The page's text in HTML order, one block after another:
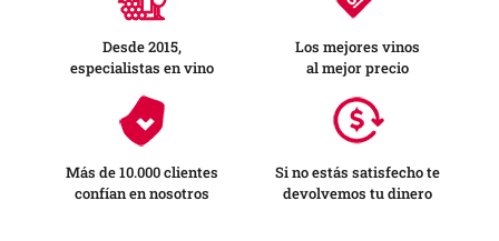
Desde 2015,
especialistas en vino
Los mejores vinos
al mejor precio
Más de 10.000 clientes
confían en nosotros
Si no estás satisfecho te
devolvemos tu dinero